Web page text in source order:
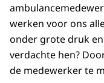
werken voor ons
onder grote druk
verdachte hen?
de medewerker te